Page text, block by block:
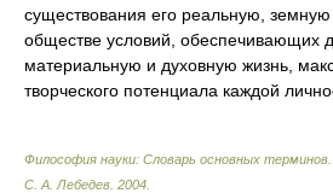
существования его реальную, земную
обществе условий, обеспечивающих
материальную и духовную жизнь,
творческого потенциала каждой
Философия науки: Словарь основных
С. А. Лебедев 2004